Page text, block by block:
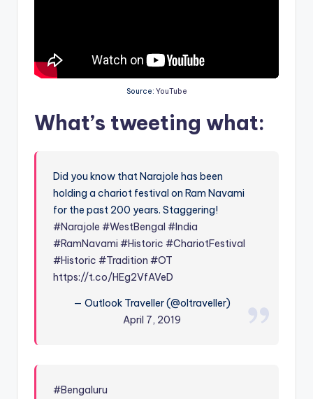
Source: YouTube
What’s tweeting what:
Did you know that Narajole has been
holding a chariot festival on Ram Navami
for the past 200 years. Staggering!
#Narajole #WestBengal #India
#RamNavami #Historic #ChariotFestival
#Historic #Tradition #OT
https://t.co/HEg2VfAVeD
— Outlook Traveller (@oltraveller)
April 7, 2019
#Bengaluru